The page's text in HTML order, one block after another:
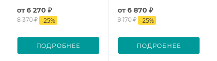
от6 270 ₽
8 370 ₽ -25%
ПОДРОБНЕЕ
от6 870 ₽
9 170 ₽ -25%
ПОДРОБНЕЕ